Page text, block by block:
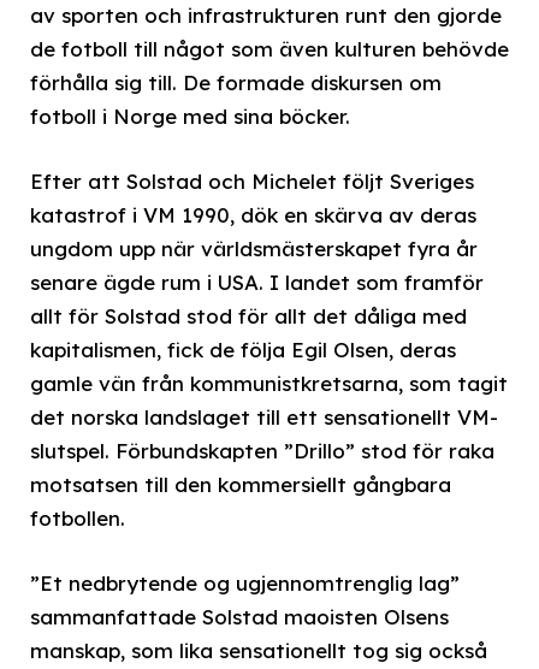
av sporten och infrastrukturen runt den gjorde
de fotboll till något som även kulturen behövde
förhålla sig till. De formade diskursen om
fotboll i Norge med sina böcker.
Efter att Solstad och Michelet följt Sveriges
katastrof i VM 1990, dök en skärva av deras
ungdom upp när världsmästerskapet fyra år
senare ägde rum i USA. I landet som framför
allt för Solstad stod för allt det dåliga med
kapitalismen, fick de följa Egil Olsen, deras
gamle vän från kommunistkretsarna, som tagit
det norska landslaget till ett sensationellt VM-
slutspel. Förbundskapten ”Drillo” stod för raka
motsatsen till den kommersiellt gångbara
fotbollen.
”Et nedbrytende og ugjennomtrenglig lag”
sammanfattade Solstad maoisten Olsens
manskap, som lika sensationellt tog sig också